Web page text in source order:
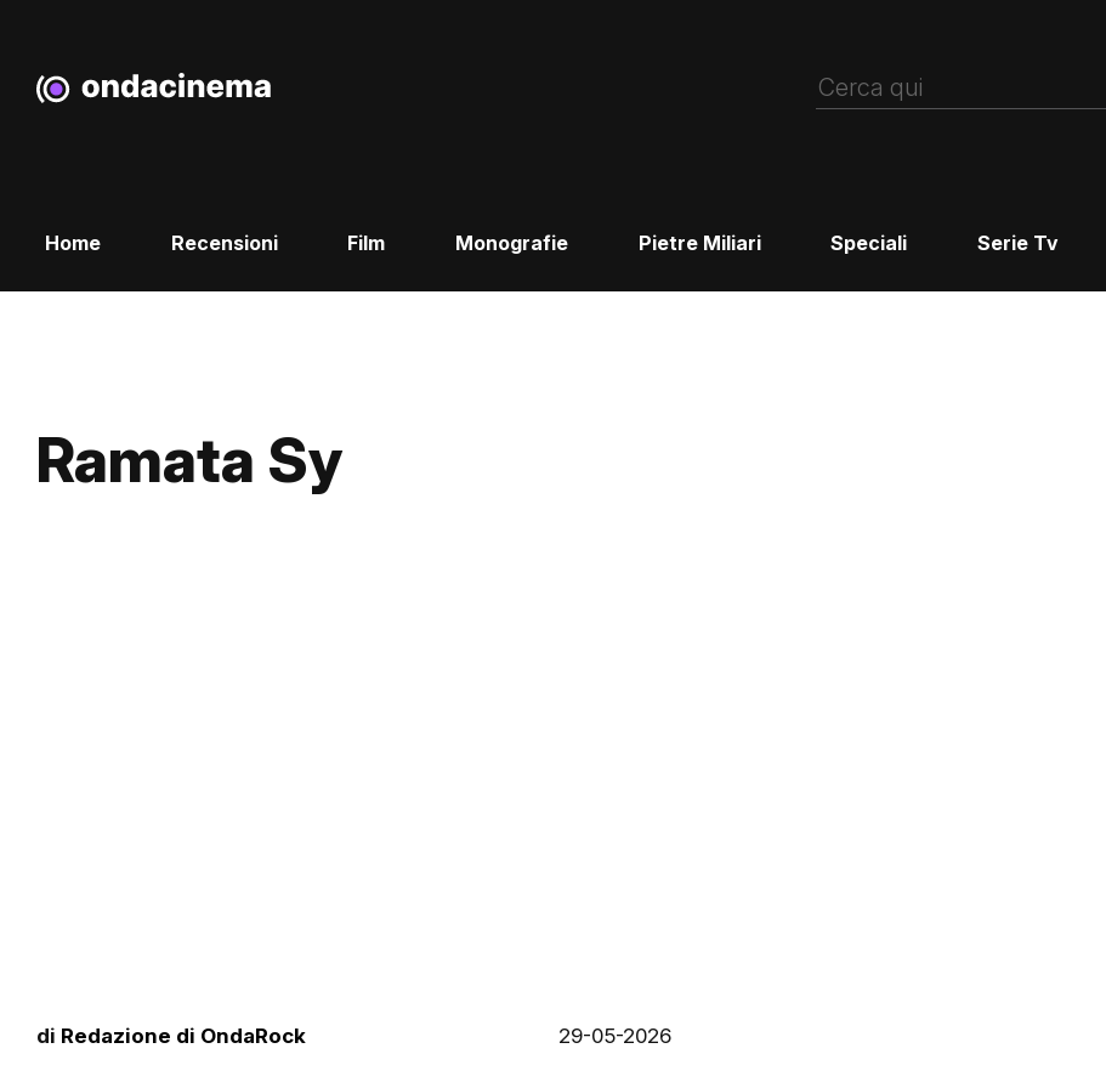
Home Recensioni Film Monografie Pietre Miliari Speciali Serie Tv
Ramata Sy
di Redazione di OndaRock 29-05-2026